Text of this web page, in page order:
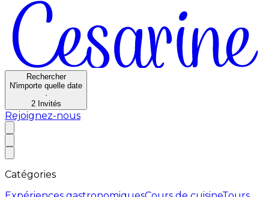
Rechercher
N'importe quelle date
·
2 Invités
Rejoignez-nous
Catégories